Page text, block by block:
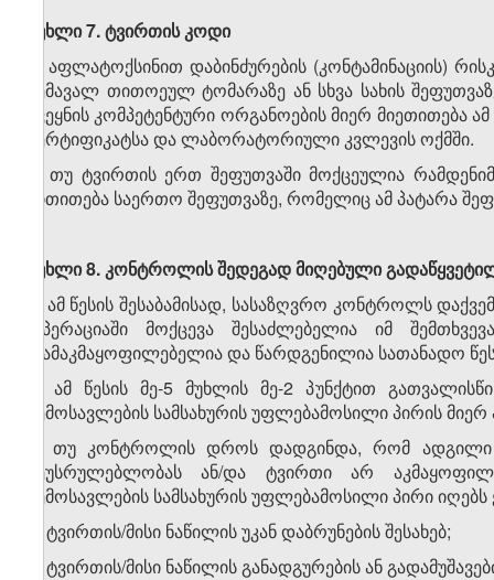
მუხლი 7.ტვირთისკოდი
1. აფლატოქსინით დაბინძურების (კონტამინაციის)
შემავალ თითოეულ ტომარაზე ან სხვა სახის
ქვეყნის კომპეტენტური ორგანოების მიერ
სერტიფიკატსა და ლაბორატორიული კვლევის ოქმში.
2. თუ ტვირთის ერთ შეფუთვაში მოქცეულია
მითითება საერთო შეფუთვაზე, რომელიც ამ პატარა
მუხლი 8.კონტროლისშედეგადმიღებული
1. ამ წესის შესაბამისად, სასაზღვრო კონტროლს
ოპერაციაში მოქცევა შესაძლებელია იმ
დამაკმაყოფილებელია და წარდგენილია სათანადო
2. ამ წესის მე-5 მუხლის მე-2 პუნქტით
შემოსავლების სამსახურის უფლებამოსილი პირის
3. თუ კონტროლის დროს დადგინდა, რომ ადგილი
შეუსრულებლობას ან/და ტვირთი არ
შემოსავლების სამსახურის უფლებამოსილი პირი
ა) ტვირთის/მისი ნაწილის უკან დაბრუნების შესახებ;
ბ) ტვირთის/მისი ნაწილის განადგურების ან